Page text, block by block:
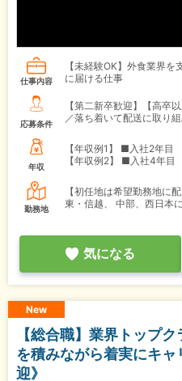
仕事内容
【未経験OK】外食業界
に届ける仕事
応募条件
【第二新卒歓迎】【高卒
／落ち着いて配送に取り
年収
【年収例1】
■入社2年目
【年収例2】
■入社4年目
勤務地
【初任地は希望勤務地に
東・信越、 中部、西日本
気になる
New
【総合職】業界トップ
を積みながら着実にキ
迎》